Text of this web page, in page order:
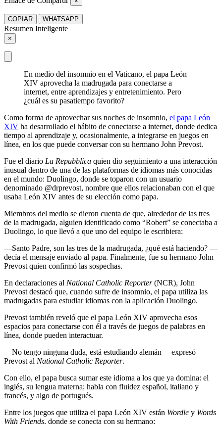
COPIAR WHATSAPP
Resumen Inteligente
×
En medio del insomnio en el Vaticano, el papa León
XIV aprovecha la madrugada para conectarse a
internet, entre aprendizajes y entretenimiento. Pero
¿cuál es su pasatiempo favorito?
Como forma de aprovechar sus noches de insomnio, el papa León
XIV ha desarrollado el hábito de conectarse a internet, donde dedica
tiempo al aprendizaje y, ocasionalmente, a integrarse en juegos en
línea, en los que puede conversar con su hermano John Prevost.
Fue el diario La Repubblica quien dio seguimiento a una interacción
inusual dentro de una de las plataformas de idiomas más conocidas
en el mundo: Duolingo, donde se toparon con un usuario
denominado @drprevost, nombre que ellos relacionaban con el que
usaba León XIV antes de su elección como papa.
Miembros del medio se dieron cuenta de que, alrededor de las tres
de la madrugada, alguien identificado como “Robert” se conectaba a
Duolingo, lo que llevó a que uno del equipo le escribiera:
—Santo Padre, son las tres de la madrugada, ¿qué está haciendo? —
decía el mensaje enviado al papa. Finalmente, fue su hermano John
Prevost quien confirmó las sospechas.
En declaraciones al National Catholic Reporter(NCR), John
Prevost destacó que, cuando sufre de insomnio, el papa utiliza las
madrugadas para estudiar idiomas con la aplicación Duolingo.
Prevost también reveló que el papa León XIV aprovecha esos
espacios para conectarse con él a través de juegos de palabras en
línea, donde pueden interactuar.
—No tengo ninguna duda, está estudiando alemán —expresó
Prevost al National Catholic Reporter.
Con ello, el papa busca sumar este idioma a los que ya domina: el
inglés, su lengua materna; habla con fluidez español, italiano y
francés, y algo de portugués.
Entre los juegos que utiliza el papa León XIV están Wordle y Words
With Friends, donde se conecta con su hermano: